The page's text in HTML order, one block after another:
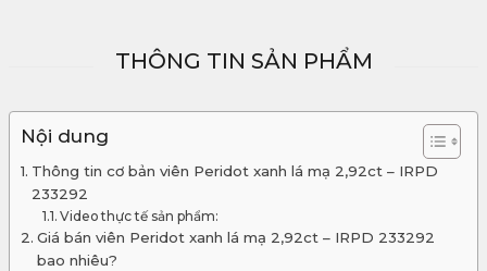
THÔNG TIN SẢN PHẨM
Nội dung
Thông tin cơ bản viên Peridot xanh lá mạ 2,92ct – IRPD
233292
Video thực tế sản phẩm:
Giá bán viên Peridot xanh lá mạ 2,92ct – IRPD 233292
bao nhiêu?